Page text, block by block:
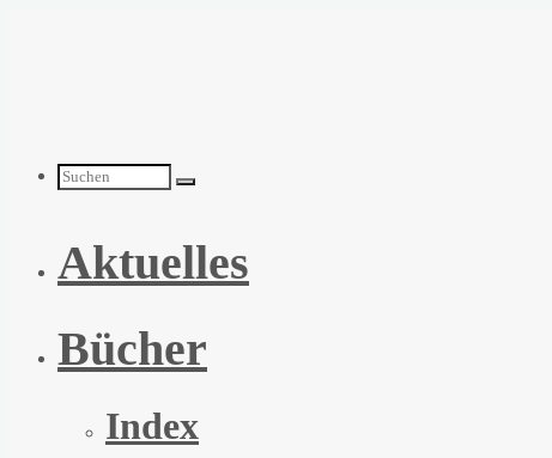
Suchen
nach:
Aktuelles
Bücher
Index